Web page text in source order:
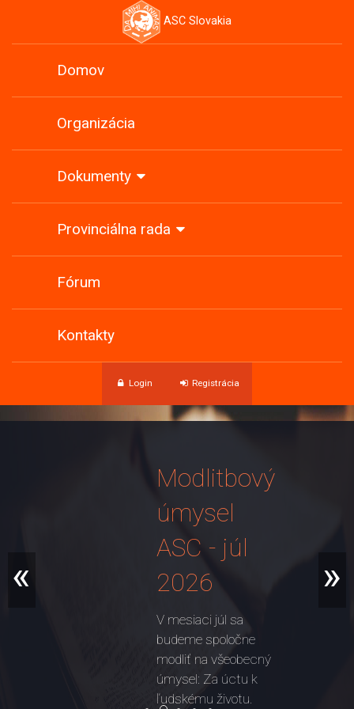
ASC Slovakia
Domov
Organizácia
Dokumenty
Provinciálna rada
Fórum
Kontakty
Login Registrácia
Modlitbový
úmysel
ASC - júl
2026
V mesiaci júl sa
budeme spoločne
modliť na všeobecný
úmysel: Za úctu k
ľudskému životu.
« »